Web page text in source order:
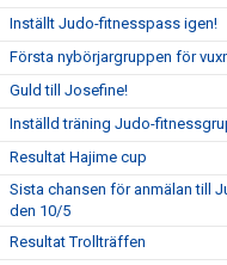
Inställt Judo-fitnesspass igen!
Första nybörjargruppen för
Guld till Josefine!
Inställd träning Judo-
Resultat Hajime cup
Sista chansen för anmälan till
den 10/5
Resultat Trollträffen